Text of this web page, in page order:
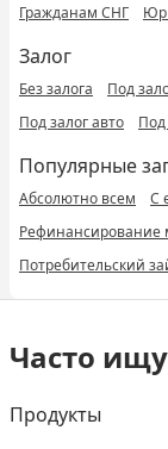
Гражданам СНГ
Залог
Без залога Под
Под залог авто
Под
Популярные
Абсолютно всем С
Рефинансирование
Потребительский
Часто
Продукты